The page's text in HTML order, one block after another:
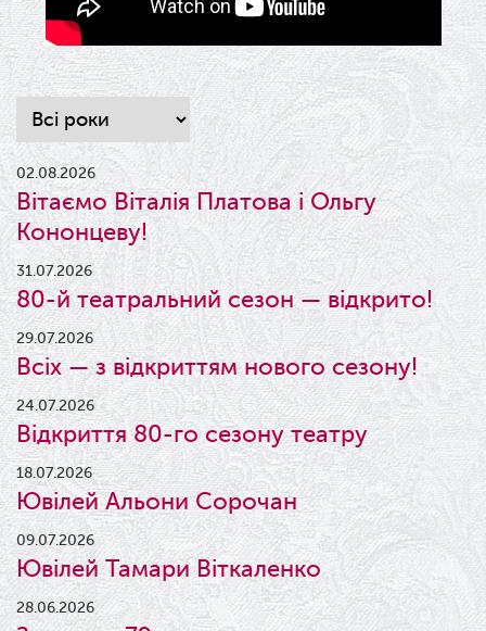
02.08.2026
Вітаємо Віталія Платова і Ольгу
Кононцеву!
31.07.2026
80-й театральний сезон — відкрито!
29.07.2026
Всіх — з відкриттям нового сезону!
24.07.2026
Відкриття 80-го сезону театру
18.07.2026
Ювілей Альони Сорочан
09.07.2026
Ювілей Тамари Віткаленко
28.06.2026